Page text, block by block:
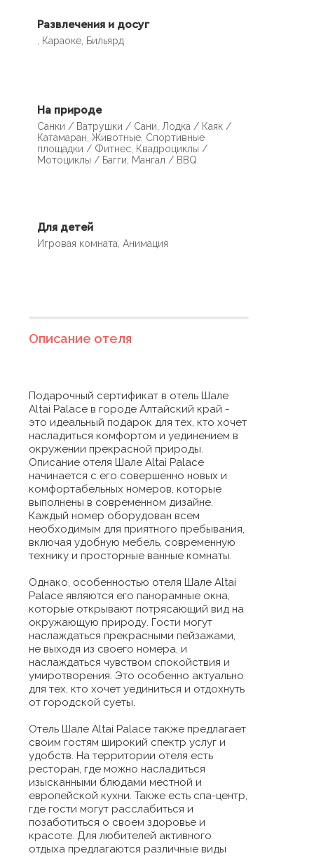
Развлечения и досуг
, Караоке, Бильярд
На природе
Санки / Ватрушки / Сани, Лодка / Каяк /
Катамаран, Животные, Спортивные
площадки / Фитнес, Квадроциклы /
Мотоциклы / Багги, Мангал / BBQ
Для детей
Игровая комната, Анимация
Описание отеля
Подарочный сертификат в отель Шале
Altai Palace в городе Алтайский край -
это идеальный подарок для тех, кто хочет
насладиться комфортом и уединением в
окружении прекрасной природы.
Описание отеля Шале Altai Palace
начинается с его совершенно новых и
комфортабельных номеров, которые
выполнены в современном дизайне.
Каждый номер оборудован всем
необходимым для приятного пребывания,
включая удобную мебель, современную
технику и просторные ванные комнаты.
Однако, особенностью отеля Шале Altai
Palace являются его панорамные окна,
которые открывают потрясающий вид на
окружающую природу. Гости могут
наслаждаться прекрасными пейзажами,
не выходя из своего номера, и
наслаждаться чувством спокойствия и
умиротворения. Это особенно актуально
для тех, кто хочет уединиться и отдохнуть
от городской суеты.
Отель Шале Altai Palace также предлагает
своим гостям широкий спектр услуг и
удобств. На территории отеля есть
ресторан, где можно насладиться
изысканными блюдами местной и
европейской кухни. Также есть спа-центр,
где гости могут расслабиться и
позаботиться о своем здоровье и
красоте. Для любителей активного
отдыха предлагаются различные виды